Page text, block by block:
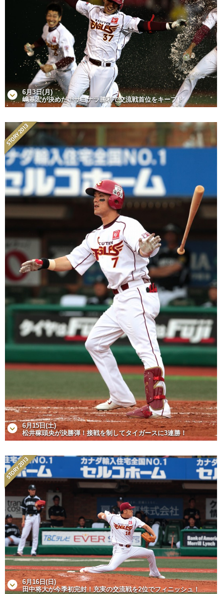
6月3日(月)
嶋基宏が決めた！サヨナラ勝利で交流戦首位をキープ！
6月15日(土)
松井稼頭央が決勝弾！接戦を制してタイガースに3連勝！
6月16日(日)
田中将大が今季初完封！充実の交流戦を2位でフィニッシュ！